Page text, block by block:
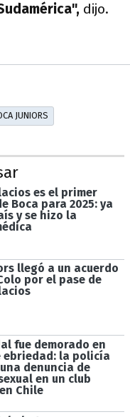
dijo.
JUNIORS
es el primer
Boca para 2025: ya
y se hizo la
llegó a un acuerdo
por el pase de
fue demorado en
ebriedad: la policía
denuncia de
en un club
Chile